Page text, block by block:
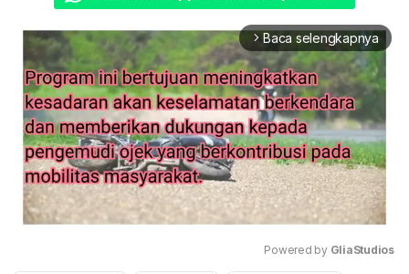
arrow_forward_ios Baca selengkapnya
Powered by GliaStudios